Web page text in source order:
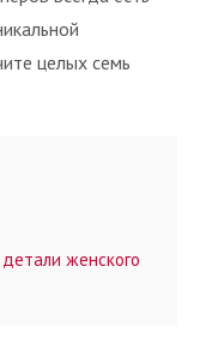
целых семь
женского